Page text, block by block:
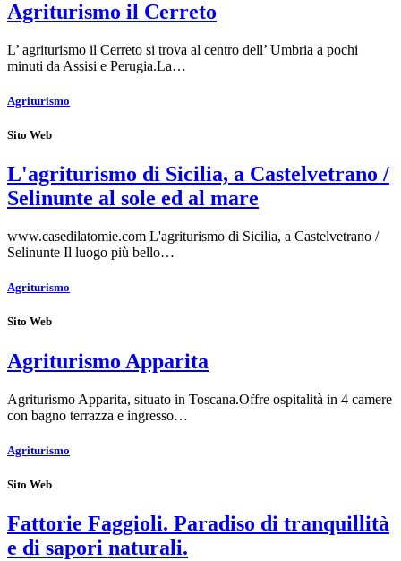
Agriturismo il Cerreto
L’ agriturismo il Cerreto si trova al centro dell’ Umbria a pochi
minuti da Assisi e Perugia.La…
Agriturismo
Sito Web
L'agriturismo di Sicilia, a Castelvetrano /
Selinunte al sole ed al mare
www.casedilatomie.com L'agriturismo di Sicilia, a Castelvetrano /
Selinunte Il luogo più bello…
Agriturismo
Sito Web
Agriturismo Apparita
Agriturismo Apparita, situato in Toscana.Offre ospitalità in 4 camere
con bagno terrazza e ingresso…
Agriturismo
Sito Web
Fattorie Faggioli. Paradiso di tranquillità
e di sapori naturali.